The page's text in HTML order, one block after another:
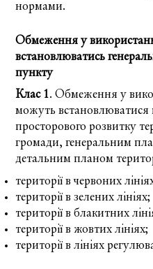
нормами.
Обмеження у
встановлюватись
пункту
Клас 1. Обмеження у
можуть
просторового розвитку
громади, генеральним
детальним планом
території в червоних
території в зелених лініях;
території в блакитних
території в жовтих лініях;
території в лініях